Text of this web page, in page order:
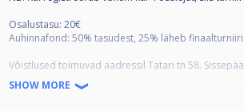
Osalustasu: 20€
Auhinnafond: 50% tasudest, 25% läheb
Võistlused toimuvad aadressil Tatari tn 58.
(metalltrepp).
SHOW MORE